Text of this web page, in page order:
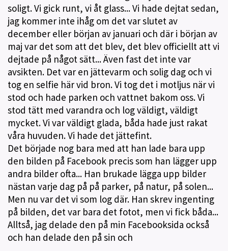
soligt. Vi gick runt, vi åt glass... Vi hade dejtat sedan,
jag kommer inte ihåg om det var slutet av
december eller början av januari och där i början av
maj var det som att det blev, det blev officiellt att vi
dejtade på något sätt... Även fast det inte var
avsikten. Det var en jättevarm och solig dag och vi
tog en selfie här vid bron. Vi tog det i motljus när vi
stod och hade parken och vattnet bakom oss. Vi
stod tätt med varandra och log väldigt, väldigt
mycket. Vi var väldigt glada, båda hade just rakat
våra huvuden. Vi hade det jättefint.
Det började nog bara med att han lade bara upp
den bilden på Facebook precis som han lägger upp
andra bilder ofta... Han brukade lägga upp bilder
nästan varje dag på på parker, på natur, på solen...
Men nu var det vi som log där. Han skrev ingenting
på bilden, det var bara det fotot, men vi fick båda...
Alltså, jag delade den på min Facebooksida också
och han delade den på sin och